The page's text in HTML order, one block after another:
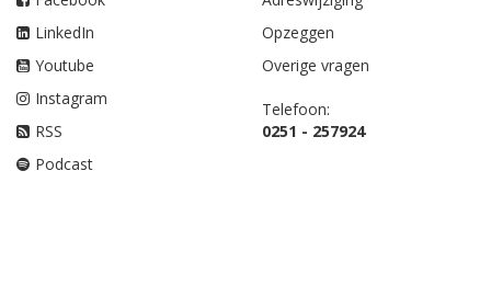
LinkedIn
Youtube
Instagram
RSS
Podcast
Opzeggen
Overige vragen
Telefoon:
0251 - 257924